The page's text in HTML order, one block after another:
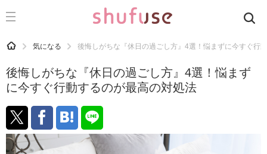
CATEGORY 記事カテゴリ
運気
洗濯
生活の知恵
お金
HOME 気になる 後悔しがちな『休日の過ごし方』4選！悩まずに今すぐ行
後悔しがちな『休日の過ごし方』4選！悩まず
に今すぐ行動するのが最高の対処法